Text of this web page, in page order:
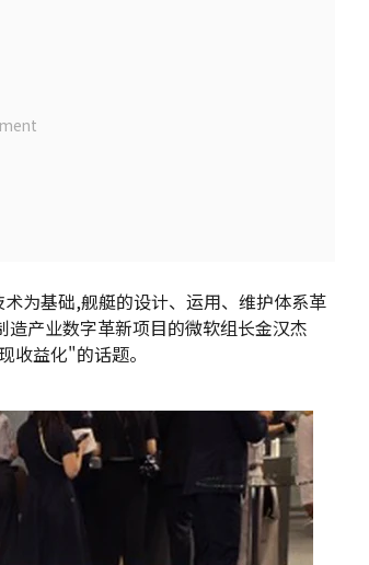
为基础,舰艇的设计、运用、维护体系革
产业数字革新项目的微软组长金汉杰
收益化"的话题。